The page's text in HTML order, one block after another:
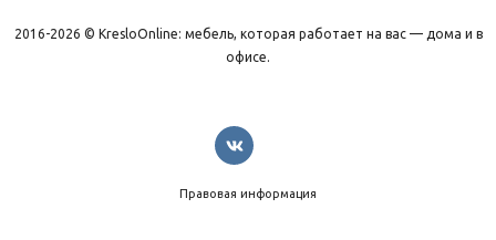
2016-2026 © KresloOnline: мебель, которая работает на вас — дома и в
офисе.
Правовая информация